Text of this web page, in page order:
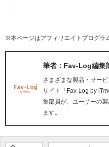
※本ページはアフィリエイトプログラ
筆者：Fav-Log編集
さまざまな製品・サー
サイト「Fav-Log by
集部員が、ユーザーの
ます。